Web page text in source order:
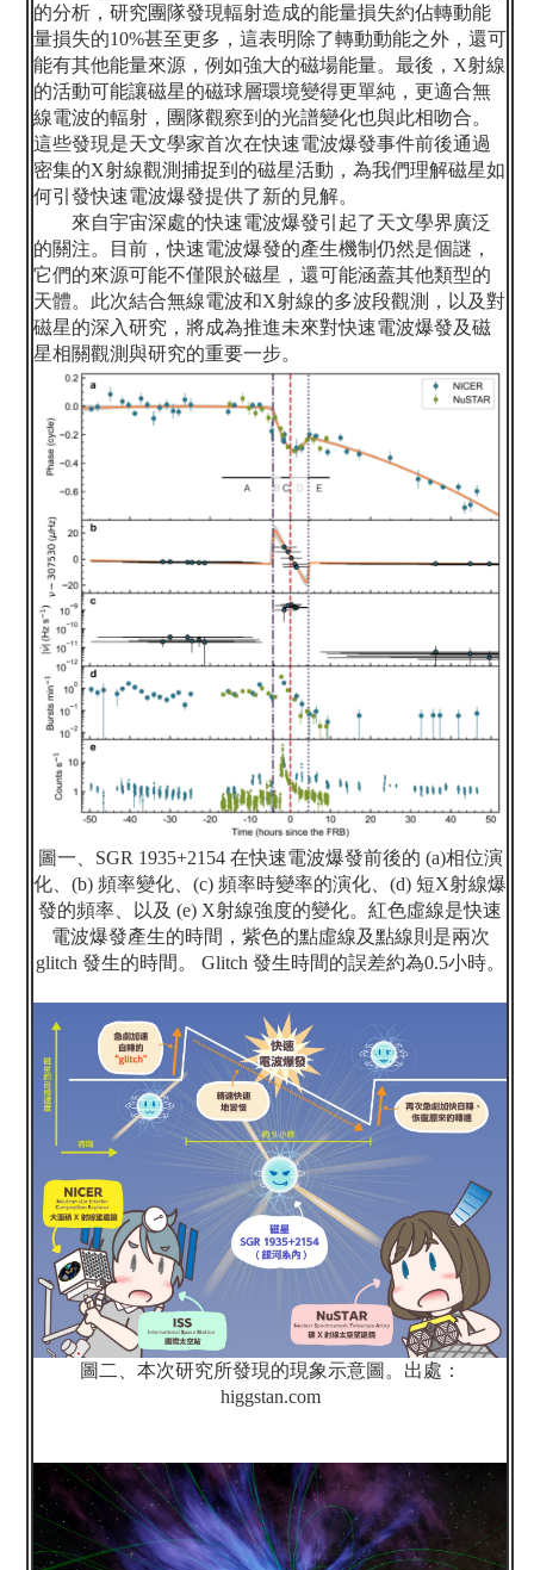
的分析，研究團隊發現輻射造成的能量損失約佔轉動能
量損失的10%甚至更多，這表明除了轉動動能之外，還可
能有其他能量來源，例如強大的磁場能量。最後， X射線
的活動可能讓磁星的磁球層環境變得更單純，更適合無
線電波的輻射，團隊觀察到的光譜變化也與此相吻合。
這些發現是天文學家首次在快速電波爆發事件前後通過
密集的X射線觀測捕捉到的磁星活動，為我們理解磁星如
何引發快速電波爆發提供了新的見解。
來自宇宙深處的快速電波爆發引起了天文學界廣泛
的關注。目前，快速電波爆發的產生機制仍然是個謎，
它們的來源可能不僅限於磁星，還可能涵蓋其他類型的
天體。此次結合無線電波和X射線的多波段觀測，以及對
磁星的深入研究，將成為推進未來對快速電波爆發及磁
星相關觀測與研究的重要一步。
圖一、 SGR 1935+2154 在快速電波爆發前後的 (a)相位演
化、 (b) 頻率變化、 (c) 頻率時變率的演化、 (d) 短X射線爆
發的頻率、以及 (e) X射線強度的變化。紅色虛線是快速
電波爆發產生的時間，紫色的點虛線及點線則是兩次
glitch 發生的時間。 Glitch 發生時間的誤差約為0.5小時。
圖二、本次研究所發現的現象示意圖。出處：
higgstan.com